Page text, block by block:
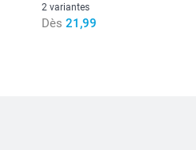
2 variantes
Dès 21,99